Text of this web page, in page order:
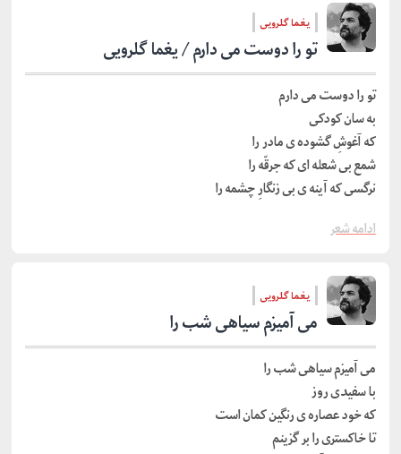
یغما گلرویی
تو را دوست می دارم / یغما گلرویی
تو را دوست می دارم
به سان کودکی
که آغوشِ گشوده ی مادر را
شمع بی شعله ای که جرقّه را
نرگسی که آینه ی بی زنگارِ چشمه را
ادامه شعر
یغما گلرویی
می آمیزم سیاهی شب را
می آمیزم سیاهی شب را
با سفیدی روز
که خود عصاره ی رنگین کمان است
تا خاکستری را بر گزینم